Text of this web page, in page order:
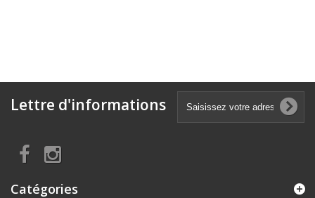
Lettre d'informations
Catégories